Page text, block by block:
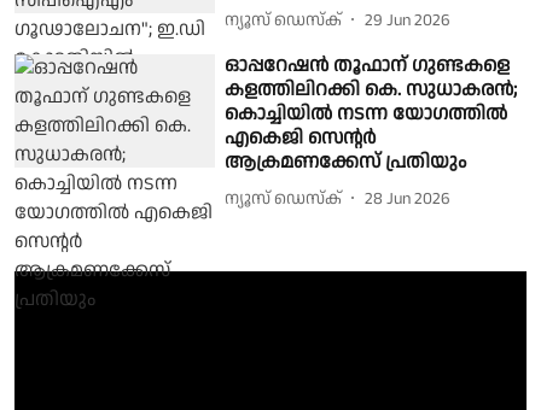
ന്യൂസ് ഡെസ്ക് 29 Jun 2026
ഓപ്പറേഷൻ തൂഫാന് ഗുണ്ടകളെ
കളത്തിലിറക്കി കെ. സുധാകരൻ;
കൊച്ചിയിൽ നടന്ന യോഗത്തിൽ
എകെജി സെൻ്റർ
ആക്രമണക്കേസ് പ്രതിയും
ന്യൂസ് ഡെസ്ക് 28 Jun 2026